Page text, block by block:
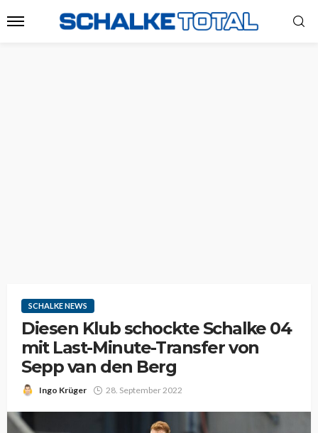
SCHALKE NEWS
Diesen Klub schockte Schalke 04
mit Last-Minute-Transfer von
Sepp van den Berg
Ingo Krüger 28. September 2022